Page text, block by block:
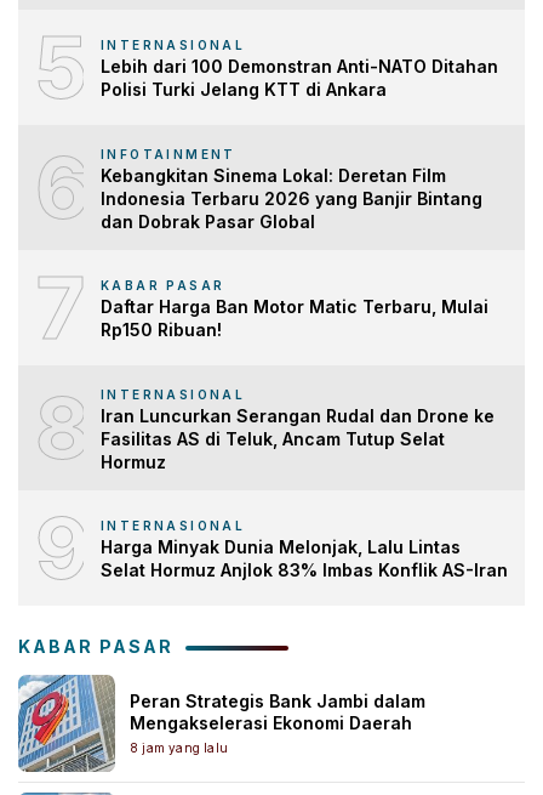
5
INTERNASIONAL
Lebih dari 100 Demonstran Anti-NATO Ditahan
Polisi Turki Jelang KTT di Ankara
6 INFOTAINMENT
Kebangkitan Sinema Lokal: Deretan Film
Indonesia Terbaru 2026 yang Banjir Bintang
dan Dobrak Pasar Global
7 KABAR PASAR
Daftar Harga Ban Motor Matic Terbaru, Mulai
Rp150 Ribuan!
8 INTERNASIONAL
Iran Luncurkan Serangan Rudal dan Drone ke
Fasilitas AS di Teluk, Ancam Tutup Selat
Hormuz
9 INTERNASIONAL
Harga Minyak Dunia Melonjak, Lalu Lintas
Selat Hormuz Anjlok 83% Imbas Konflik AS-Iran
KABAR PASAR
Peran Strategis Bank Jambi dalam
Mengakselerasi Ekonomi Daerah
8 jam yang lalu